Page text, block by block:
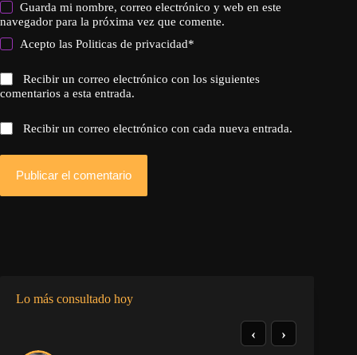
Guarda mi nombre, correo electrónico y web en este
navegador para la próxima vez que comente.
Acepto lasPoliticas de privacidad*
Recibir un correo electrónico con los siguientes
comentarios a esta entrada.
Recibir un correo electrónico con cada nueva entrada.
Publicar el comentario
Lo más consultado hoy
‹ ›